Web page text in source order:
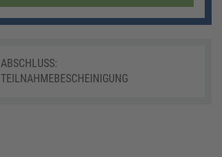
ABSCHLUSS:
TEILNAHMEBESCHEINIGUNG